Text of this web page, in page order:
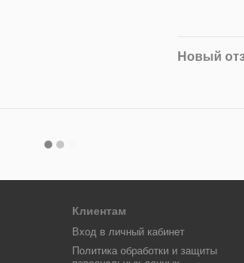
Новый
Клиентам
Вход в личный кабинет
Политика обработки и защиты